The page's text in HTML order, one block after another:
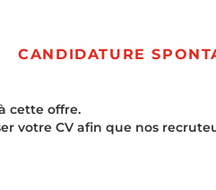
CANDIDATURE
cette offre.
votre CV afin que nos